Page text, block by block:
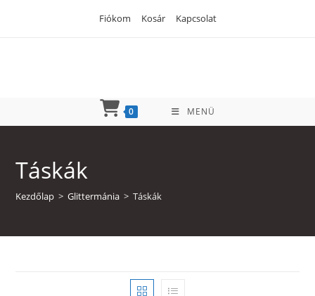
Fiókom Kosár Kapcsolat
0 MENÜ
Táskák
Kezdőlap > Glittermánia > Táskák